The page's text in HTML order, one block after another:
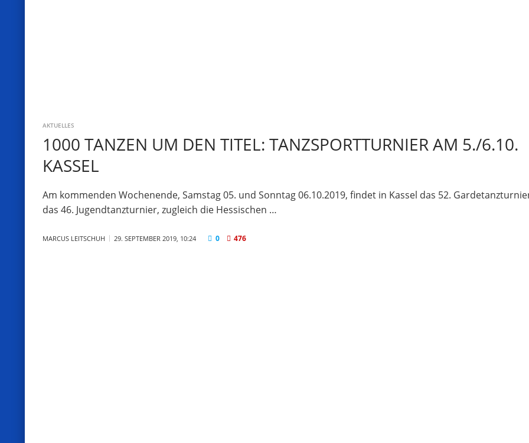
AKTUELLES
1000 TANZEN UM DEN TITEL: TANZSPORTTURNIER AM 5./6.10.
KASSEL
Am kommenden Wochenende, Samstag 05. und Sonntag 06.10.2019, findet in Kassel das 52.
das 46. Jugendtanzturnier, zugleich die Hessischen …
MARCUS LEITSCHUH 29. SEPTEMBER 2019, 10:24 0 476